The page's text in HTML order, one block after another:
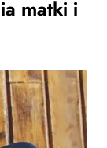
matki i